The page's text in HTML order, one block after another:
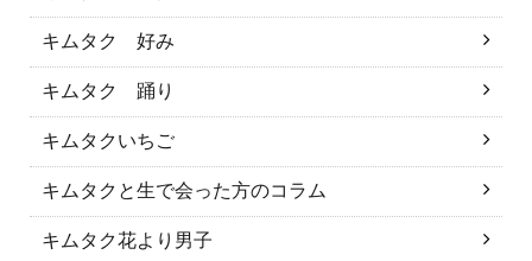
キムタク 好み
キムタク 踊り
キムタクいちご
キムタクと生で会った方のコラム
キムタク花より男子